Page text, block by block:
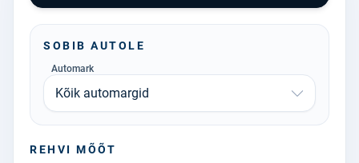
SOBIB AUTOLE
Automark
Kõik automargid
REHVI MÕÕT